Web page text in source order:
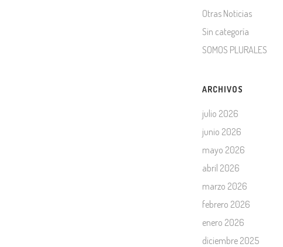
Otras Noticias
Sin categoría
SOMOS PLURALES
ARCHIVOS
julio 2026
junio 2026
mayo 2026
abril 2026
marzo 2026
febrero 2026
enero 2026
diciembre 2025